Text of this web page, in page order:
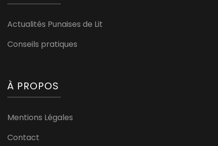
Actualités Punaises de Lit
Conseils pratiques
À PROPOS
Mentions Légales
Contact